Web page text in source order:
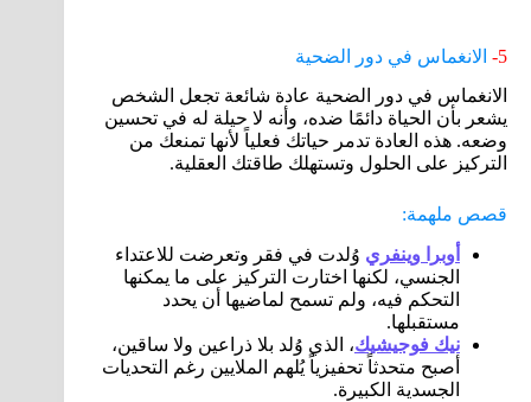
5-
الانغماس في دور الضحية
الانغماس في دور الضحية عادة شائعة تجعل الشخص
يشعر بأن الحياة دائمًا ضده، وأنه لا حيلة له في تحسين
وضعه. هذه العادة تدمر حياتك فعلياً لأنها تمنعك من
التركيز على الحلول وتستهلك طاقتك العقلية.
قصص ملهمة:
أوبرا وينفري وُلدت في فقر وتعرضت للاعتداء
الجنسي، لكنها اختارت التركيز على ما يمكنها
التحكم فيه، ولم تسمح لماضيها أن يحدد
مستقبلها.
نيك فوجيشيك، الذي وُلد بلا ذراعين ولا ساقين،
أصبح متحدثاً تحفيزياً يُلهم الملايين رغم التحديات
الجسدية الكبيرة.